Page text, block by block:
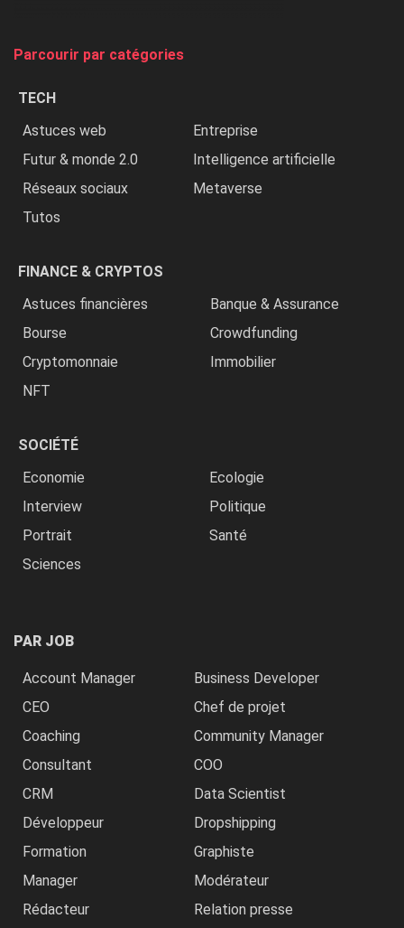
Parcourir par catégories
TECH
Astuces web
Entreprise
Futur & monde 2.0
Intelligence artificielle
Réseaux sociaux
Metaverse
Tutos
FINANCE & CRYPTOS
Astuces financières
Banque & Assurance
Bourse
Crowdfunding
Cryptomonnaie
Immobilier
NFT
SOCIÉTÉ
Economie
Ecologie
Interview
Politique
Portrait
Santé
Sciences
PAR JOB
Account Manager
Business Developer
CEO
Chef de projet
Coaching
Community Manager
Consultant
COO
CRM
Data Scientist
Développeur
Dropshipping
Formation
Graphiste
Manager
Modérateur
Rédacteur
Relation presse